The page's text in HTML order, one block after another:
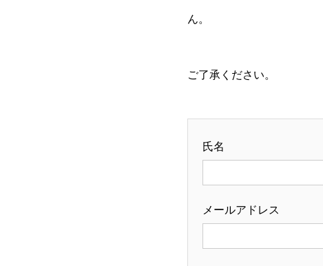
ん。
ご了承ください。
氏名
メールアドレス